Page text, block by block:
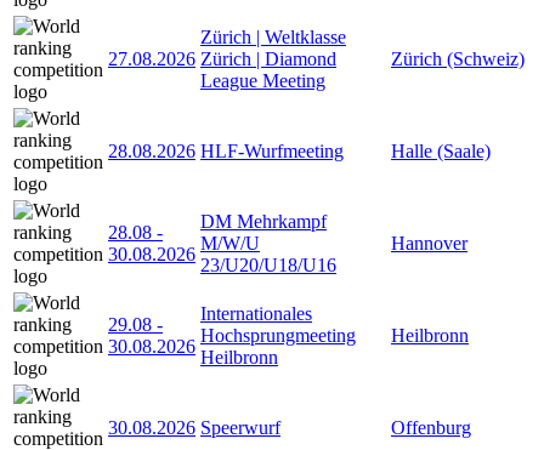
27.08.2026
Zürich | Weltklasse
Zürich | Diamond
League Meeting
Zürich (Schweiz)
28.08.2026 HLF-Wurfmeeting Halle (Saale)
28.08 -
30.08.2026
DM Mehrkampf
M/W/U
23/U20/U18/U16
Hannover
29.08 -
30.08.2026
Internationales
Hochsprungmeeting
Heilbronn
Heilbronn
30.08.2026 Speerwurf Offenburg